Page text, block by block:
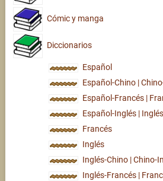
Cómic y manga
Diccionarios
Español
Español-Chino |
Español-Francés |
Español-Inglés |
Francés
Inglés
Inglés-Chino | Chino-
Inglés-Francés |